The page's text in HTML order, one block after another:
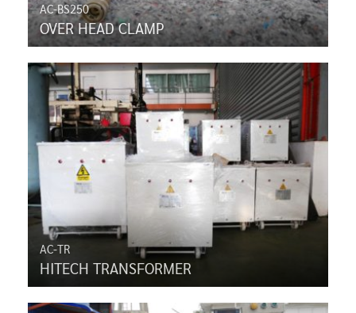
AC-BS250
OVER HEAD CLAMP
AC-TR
HITECH TRANSFORMER